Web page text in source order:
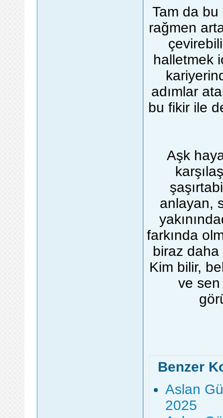
Tam da
rağmen
halletmek
adımlar
bu fikir ile
Aşk
anlayan,
farkında
biraz daha
Kim bilir,
ve sen
Benzer
Aslan
2025